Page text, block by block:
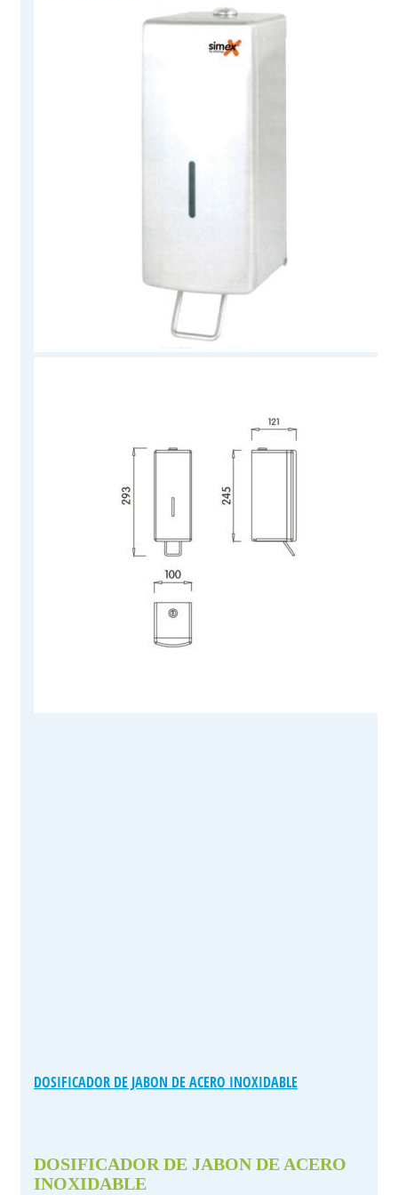
DOSIFICADOR DE JABON DE ACERO INOXIDABLE
DOSIFICADOR DE JABON DE ACERO
INOXIDABLE